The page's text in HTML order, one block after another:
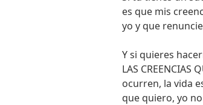
es que mis
yo y que
Y si quieres
LAS CREENCIAS
ocurren, la vida
que quiero, yo